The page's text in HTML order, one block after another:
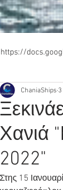
https://
Χανιά
2022"
ChaniaShips
Στης 15